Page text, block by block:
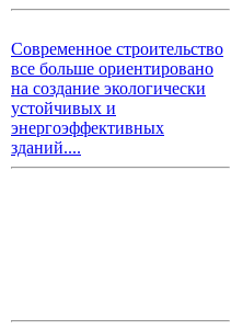
Современное строительство
все больше ориентировано
на создание экологически
устойчивых и
энергоэффективных
зданий....